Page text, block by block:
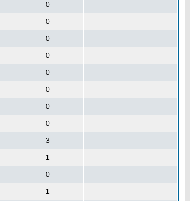
0
0
0
0
0
0
0
0
3
1
0
1